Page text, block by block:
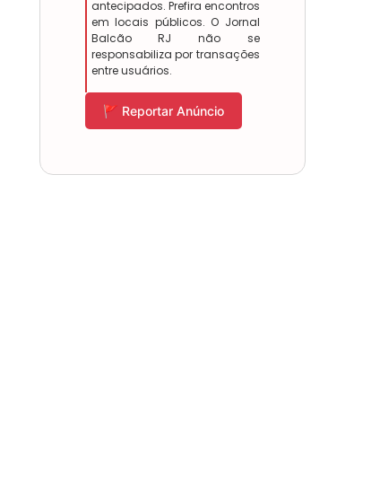
antecipados. Prefira encontros
em locais públicos. O Jornal
Balcão RJ não se
responsabiliza por transações
entre usuários.
🚩 Reportar Anúncio